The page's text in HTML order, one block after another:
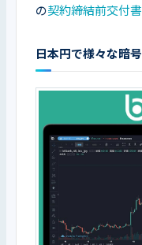
の契約締結前交付
日本円で様々な暗